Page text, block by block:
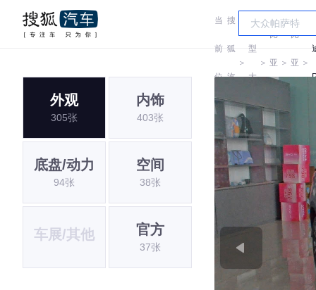
当
前
位
置:
搜
狐
汽
车
＞
车
型
大
全
＞
比
亚 ＞
比
亚 ＞
外观
305张
内饰
403张
底盘/动力
94张
空间
38张
车展/其他 官方
37张